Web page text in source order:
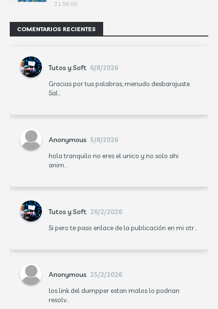
21:56:00
COMENTARIOS RECIENTES
Tutos y Soft 6/8/2026
Gracias por tus palabras, menudo desbarajuste.
Sal...
Anonymous 5/8/2026
hola tranquilo no eres el unico y no solo ahi
anim...
Tutos y Soft 26/2/2026
Si pero te paso enlace de la publicación en mi otr...
Anonymous 25/2/2026
los link del dumpper estan malos lo podrian
resolv...